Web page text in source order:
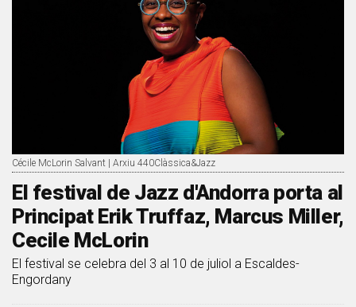
Cécile McLorin Salvant | Arxiu 440Clàssica&Jazz
El festival de Jazz d'Andorra porta al
Principat Erik Truffaz, Marcus Miller,
Cecile McLorin
El festival se celebra del 3 al 10 de juliol a Escaldes-
Engordany